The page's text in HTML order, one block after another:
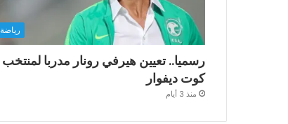
رياضة
رسميا.. تعيين هيرفي رونار مدربا لمنتخب
كوت ديفوار
منذ 3 أيام